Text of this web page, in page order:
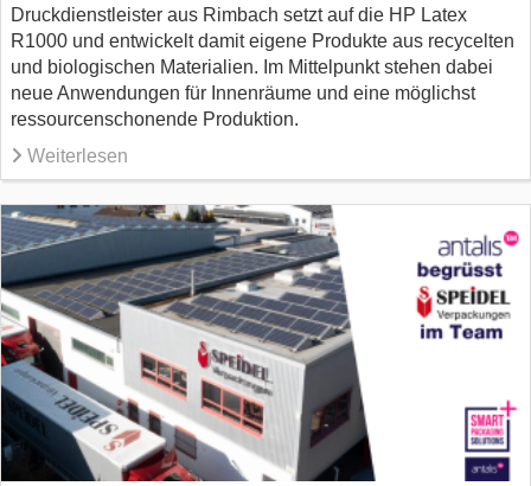
Druckdienstleister aus Rimbach setzt auf die HP Latex
R1000 und entwickelt damit eigene Produkte aus recycelten
und biologischen Materialien. Im Mittelpunkt stehen dabei
neue Anwendungen für Innenräume und eine möglichst
ressourcenschonende Produktion.
Weiterlesen